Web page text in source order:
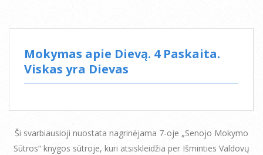
Mokymas apie Dievą. 4 Paskaita.
Viskas yra Dievas
Ši svarbiausioji nuostata nagrinėjama 7-oje „Senojo Mokymo
Sūtros“ knygos sūtroje, kuri atsiskleidžia per Išminties Valdovų